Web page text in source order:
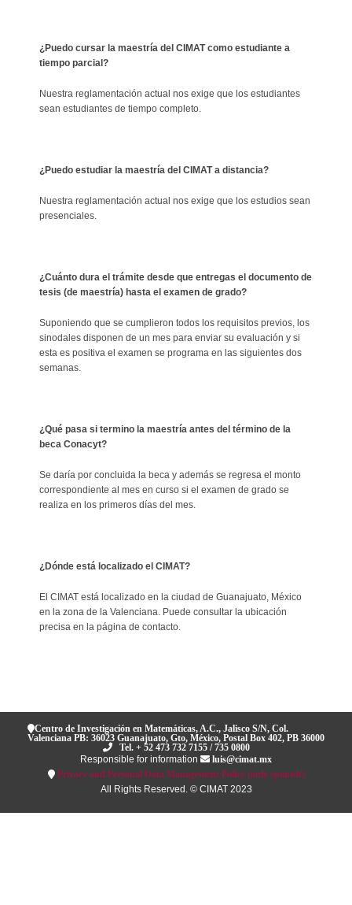
¿Puedo cursar la maestría del CIMAT como estudiante a
tiempo parcial?
Nuestra reglamentación actual nos exige que los estudiantes
sean estudiantes de tiempo completo.
¿Puedo estudiar la maestría del CIMAT a distancia?
Nuestra reglamentación actual nos exige que los estudios sean
presenciales.
¿Cuánto dura el trámite desde que entregas el documento de
tesis (de maestría) hasta el examen de grado?
Suponiendo que se cumplieron todos los requisitos previos, los
sinodales disponen de un mes para enviar su evaluación y si
esta es positiva el examen se programa en las siguientes dos
semanas.
¿Qué pasa si termino la maestría antes del término de la
beca Conacyt?
Se daría por concluida la beca y además se regresa el monto
correspondiente al mes en curso si el examen de grado se
realiza en los primeros días del mes.
¿Dónde está localizado el CIMAT?
El CIMAT está localizado en la ciudad de Guanajuato, México
en la zona de la Valenciana. Puede consultar la ubicación
precisa en la página de contacto.
Centro de Investigación en Matemáticas, A.C., Jalisco S/N, Col.
Valenciana PB: 36023 Guanajuato, Gto, México, Postal Box 402, PB 36000
Tel. + 52 473 732 7155 / 735 0800
Responsible for information
luis@cimat.mx
Privacy and Personal Data Management Policy (only spanish)
All Rights Reserved. © CIMAT 2023